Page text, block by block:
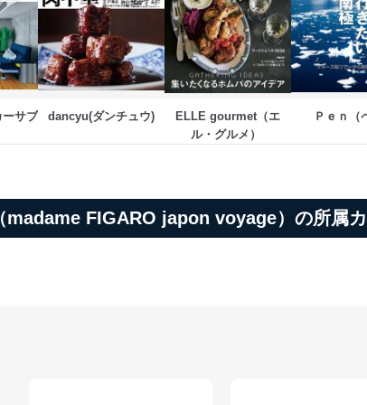
サブ
dancyu(ダンチュウ)
ELLE gourmet（エ
Ｐｅｎ（
madame FIGARO japon voyage）の所属